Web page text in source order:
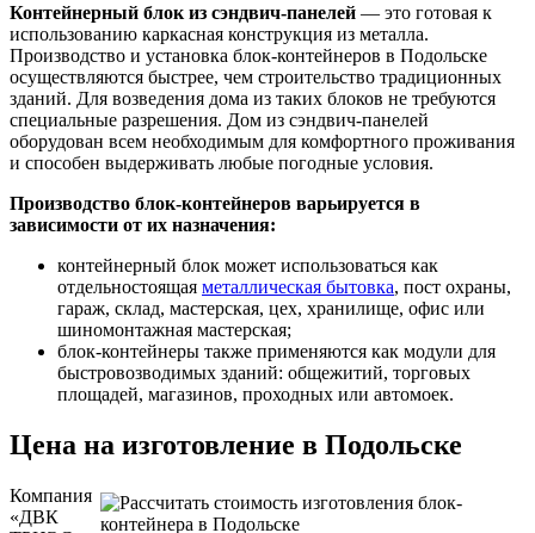
Контейнерный блок из сэндвич-панелей — это готовая к
использованию каркасная конструкция из металла.
Производство и установка блок-контейнеров в Подольске
осуществляются быстрее, чем строительство традиционных
зданий. Для возведения дома из таких блоков не требуются
специальные разрешения. Дом из сэндвич-панелей
оборудован всем необходимым для комфортного проживания
и способен выдерживать любые погодные условия.
Производство блок-контейнеров варьируется в
зависимости от их назначения:
контейнерный блок может использоваться как
отдельностоящая металлическая бытовка, пост охраны,
гараж, склад, мастерская, цех, хранилище, офис или
шиномонтажная мастерская;
блок-контейнеры также применяются как модули для
быстровозводимых зданий: общежитий, торговых
площадей, магазинов, проходных или автомоек.
Цена на изготовление в Подольске
Компания
«ДВК